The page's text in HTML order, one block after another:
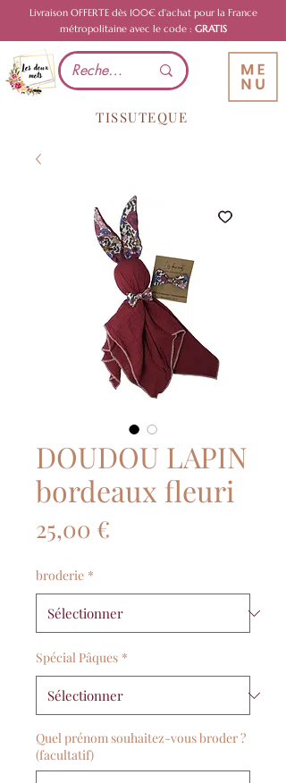
Livraison OFFERTE dès 100€ d'achat pour la France
métropolitaine avec le code : GRATIS
TISSUTEQUE
DOUDOU LAPIN
bordeaux fleuri
25,00 €
broderie *
Spécial Pâques *
Quel prénom souhaitez-vous broder ?
(facultatif)